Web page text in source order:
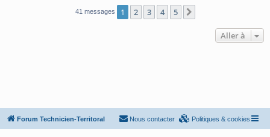
41 messages 1 2 3 4 5
Aller à
Forum Technicien-Territoral Politiques & cookies
Nous contacter